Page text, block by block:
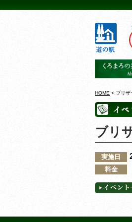
HOME < ブリ
ブリ
実施日
料金